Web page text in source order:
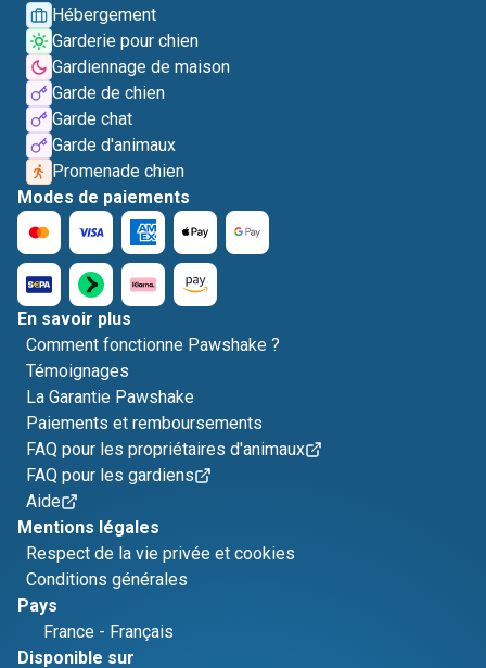
Hébergement
Garderie pour chien
Gardiennage de maison
Garde de chien
Garde chat
Garde d'animaux
Promenade chien
Modes de paiements
En savoir plus
Comment fonctionne Pawshake ?
Témoignages
La Garantie Pawshake
Paiements et remboursements
FAQ pour les propriétaires d'animaux
FAQ pour les gardiens
Aide
Mentions légales
Respect de la vie privée et cookies
Conditions générales
Pays
France - Français
Disponible sur